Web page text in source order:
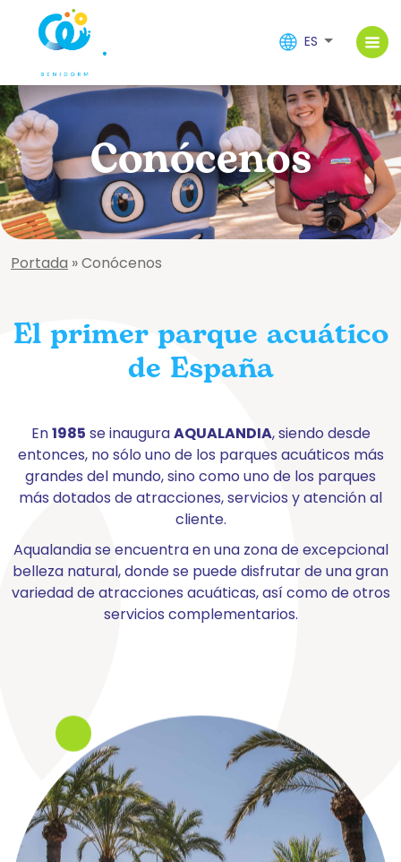
ES
Conócenos
Portada »Conócenos
El primer parque acuático
de España
En1985 se inauguraAQUALANDIA, siendo desde
entonces, no sólo uno de los parques acuáticos más
grandes del mundo, sino como uno de los parques
más dotados de atracciones, servicios y atención al
cliente.
Aqualandia se encuentra en una zona de excepcional
belleza natural, donde se puede disfrutar de una gran
variedad de atracciones acuáticas, así como de otros
servicios complementarios.